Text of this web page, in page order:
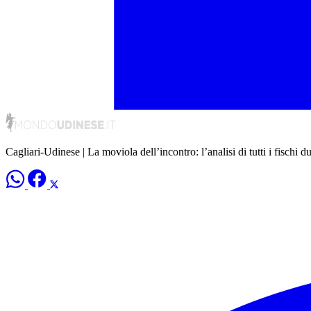
Cagliari-Udinese | La moviola dell’incontro: l’analisi di tutti i fischi